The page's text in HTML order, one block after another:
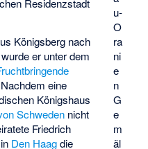
u-
O
ra
ni
e
n
G
e
m
äl
Residenzstadt
Königsberg nach
er unter dem
Nachdem eine
Königshaus
Schweden nicht
Friedrich
Den Haagdie